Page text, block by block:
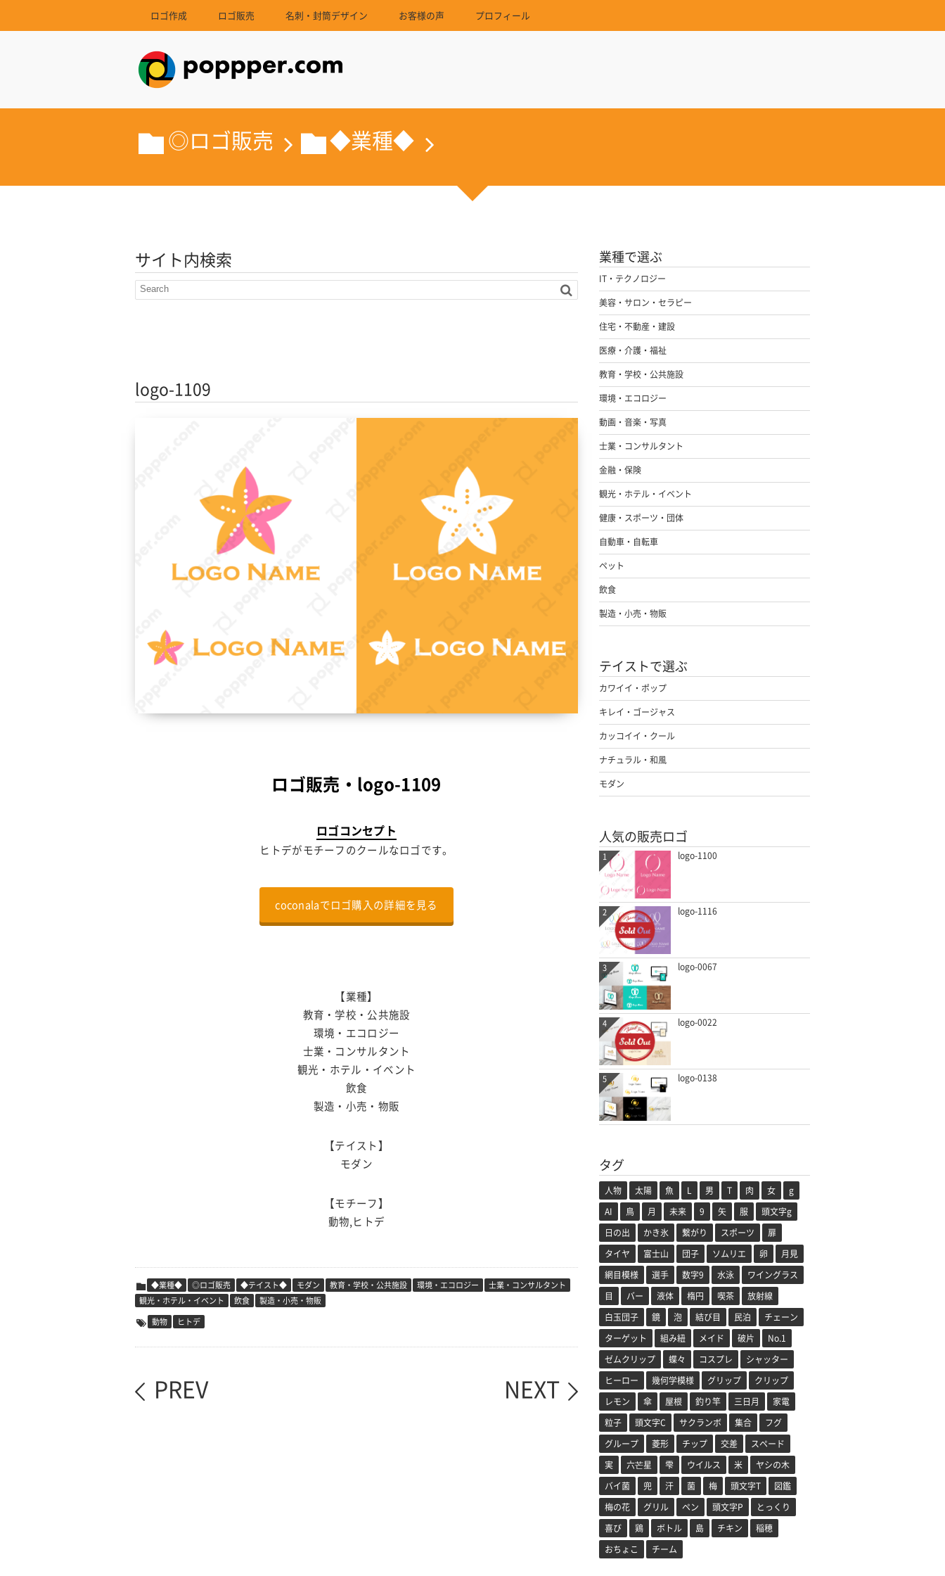
ロゴ作成 ロゴ販売 名刺・封筒デザイン お客様の声 プロフィール
◎ロゴ販売 ◆業種◆
サイト内検索
logo-1109
ロゴ販売・logo-1109
ロゴコンセプト
ヒトデがモチーフのクールなロゴです。
coconalaでロゴ購入の詳細を見る
【業種】
教育・学校・公共施設
環境・エコロジー
士業・コンサルタント
観光・ホテル・イベント
飲食
製造・小売・物販
【テイスト】
モダン
【モチーフ】
動物,ヒトデ
◆業種◆ ◎ロゴ販売 ◆テイスト◆ モダン 教育・学校・公共施設 環境・エコロジー
士業・コンサルタント
観光・ホテル・イベント
飲食
製造・小売・物販
動物
ヒトデ
PREV NEXT
業種で選ぶ
IT・テクノロジー
美容・サロン・セラピー
住宅・不動産・建設
医療・介護・福祉
教育・学校・公共施設
環境・エコロジー
動画・音楽・写真
士業・コンサルタント
金融・保険
観光・ホテル・イベント
健康・スポーツ・団体
自動車・自転車
ペット
飲食
製造・小売・物販
テイストで選ぶ
カワイイ・ポップ
キレイ・ゴージャス
カッコイイ・クール
ナチュラル・和風
モダン
人気の販売ロゴ
logo-1100
1
logo-1116
2
logo-0067
3
logo-0022
4
logo-0138
5
タグ
人物 太陽 魚 L 男 T 肉 女
g
AI
鳥 月 未来 9 矢 服
頭文字g
日の出
かき氷 繋がり スポーツ
扉
タイヤ
富士山 団子 ソムリエ 卵
月見
網目模様
選手 数字9 水泳
ワイングラス
目
バー 液体 楕円 喫茶
放射線
白玉団子
鏡 泡 結び目 民泊
チェーン
ターゲット
組み紐 メイド 破片
No.1
ゼムクリップ
蝶々 コスプレ
シャッター
ヒーロー
幾何学模様 グリップ
クリップ
レモン
傘 屋根 釣り竿 三日月
家電
粒子
頭文字C サクランボ 集合
フグ
グループ
菱形 チップ 交差
スペード
実
六芒星 雫 ウイルス 米
ヤシの木
バイ菌
兜 汗 菌 梅 頭文字T
図鑑
梅の花
グリル ペン 頭文字P
とっくり
喜び
鶏 ボトル 島 チキン
稲穂
おちょこ
チーム